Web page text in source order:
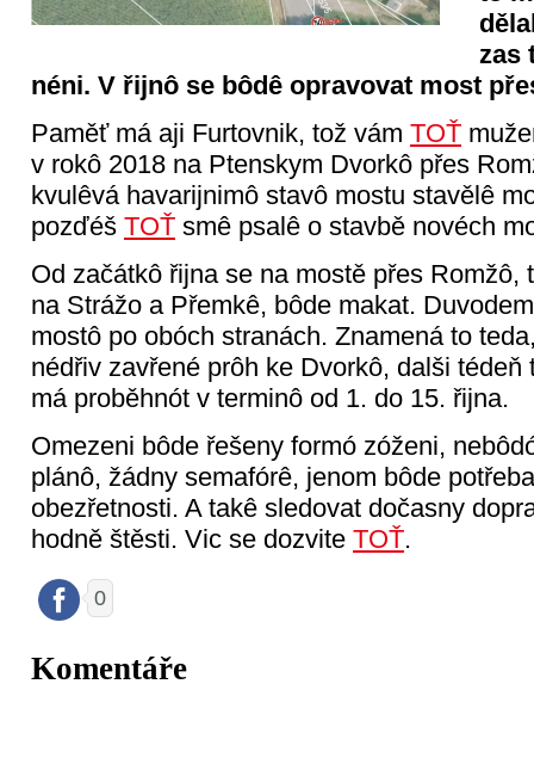
zas
néni. V řijnô se bôdê opravovat most
Paměť má aji Furtovnik, tož vám TOŤ
v rokô 2018 na Ptenskym Dvorkô přes
kvulêvá havarijnimô stavô mostu stavělê
pozďéš TOŤ smê psalê o stavbě novéch
Od začátkô řijna se na mostě přes Romžô,
na Strážo a Přemkê, bôde makat.
mostô po obóch stranách. Znamená to
nédřiv zavřené prôh ke Dvorkô, dalši tédeň
má proběhnót v terminô od 1. do 15. řijna.
Omezeni bôde řešeny formó zóženi,
plánô, žádny semafórê, jenom bôde
obezřetnosti. A takê sledovat dočasny
hodně štěsti. Vic se dozvite TOŤ.
0
Komentáře